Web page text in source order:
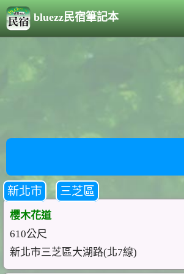
bluezz民宿筆記本
新北市 三芝區
櫻木花道
610公尺
新北市三芝區大湖路(北7線)